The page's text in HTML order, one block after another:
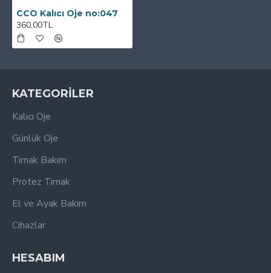
CCO Kalıcı Oje no:047
360,00TL
KATEGORİLER
Kalıcı Oje
Günlük Oje
Tırnak Bakım
Protez Tırnak
El ve Ayak Bakım
Cihazlar
HESABIM